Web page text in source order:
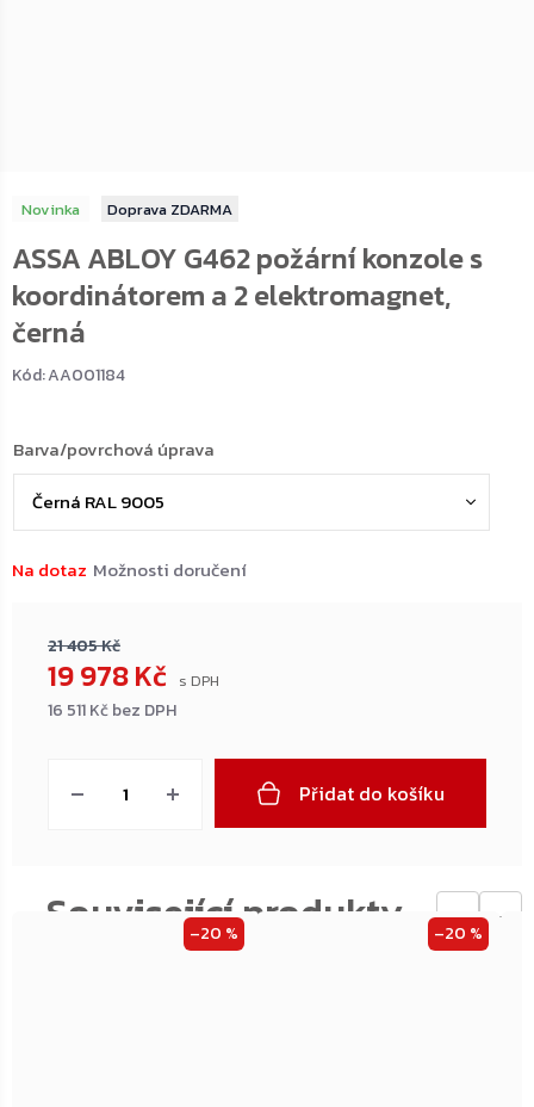
Novinka ZDARMA
ASSA ABLOY G462 požární konzole s
koordinátorem a 2 elektromagnet,
černá
Kód:AA001184
21 405 Kč
19 978 Kč
16 511 Kč bez DPH
Na dotaz Možnosti doručení
Barva/povrchová úprava
Přidat do košíku
← →
–20 % –20 %